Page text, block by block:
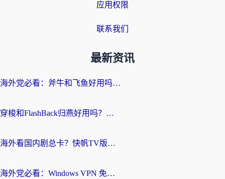
应用权限
联系我们
最新资讯
海外党必看：斧牛和飞鱼好用吗？3步选对回国加速器，无缝刷剧玩国服
穿梭和FlashBack归燕好用吗？海外党亲测3款热门回国加速器，教你选对不踩坑
海外看国内剧总卡？快帆TV版VPN好用吗？和快滚VPN对比哪个回国效果更好？
海外党必看：Windows VPN 免费？别踩坑！教你选对好用的国内加速器无缝回国